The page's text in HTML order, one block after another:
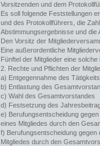
Vorsitzenden und dem
Es soll folgende Feststellungen
und des Protokollführers, die
Abstimmungsergebnisse und die
Den Vorsitz der
Eine außerordentliche
Fünftel der Mitglieder eine
2. Rechte und Pflichten der
a) Entgegennahme des
b) Entlastung des
c) Wahl des Gesamtvorstandes
d) Festsetzung des
e) Berufungsentscheidung
eines Mitgliedes durch den
f) Berufungsentscheidung gegen
Mitgliedes durch den